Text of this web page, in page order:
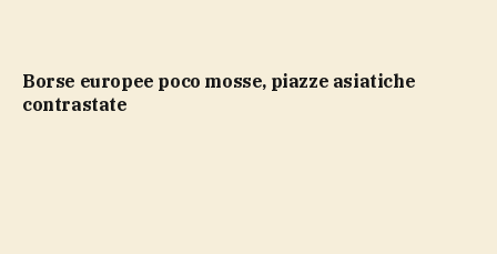
Borse europee poco mosse, piazze asiatiche
contrastate